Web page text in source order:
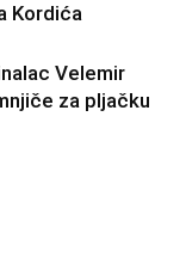
Kordića
Velemir
za pljačku